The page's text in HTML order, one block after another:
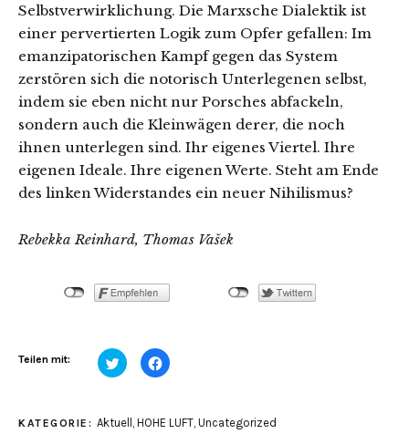
Selbstverwirklichung. Die Marxsche Dialektik ist
einer pervertierten Logik zum Opfer gefallen: Im
emanzipatorischen Kampf gegen das System
zerstören sich die notorisch Unterlegenen selbst,
indem sie eben nicht nur Porsches abfackeln,
sondern auch die Kleinwägen derer, die noch
ihnen unterlegen sind. Ihr eigenes Viertel. Ihre
eigenen Ideale. Ihre eigenen Werte. Steht am Ende
des linken Widerstandes ein neuer Nihilismus?
Rebekka Reinhard, Thomas Vašek
Teilen mit: Klick,
um
teilen
(Wird
Klick,
um
(Wird
KATEGORIE: Aktuell HOHE LUFT, Uncategorized